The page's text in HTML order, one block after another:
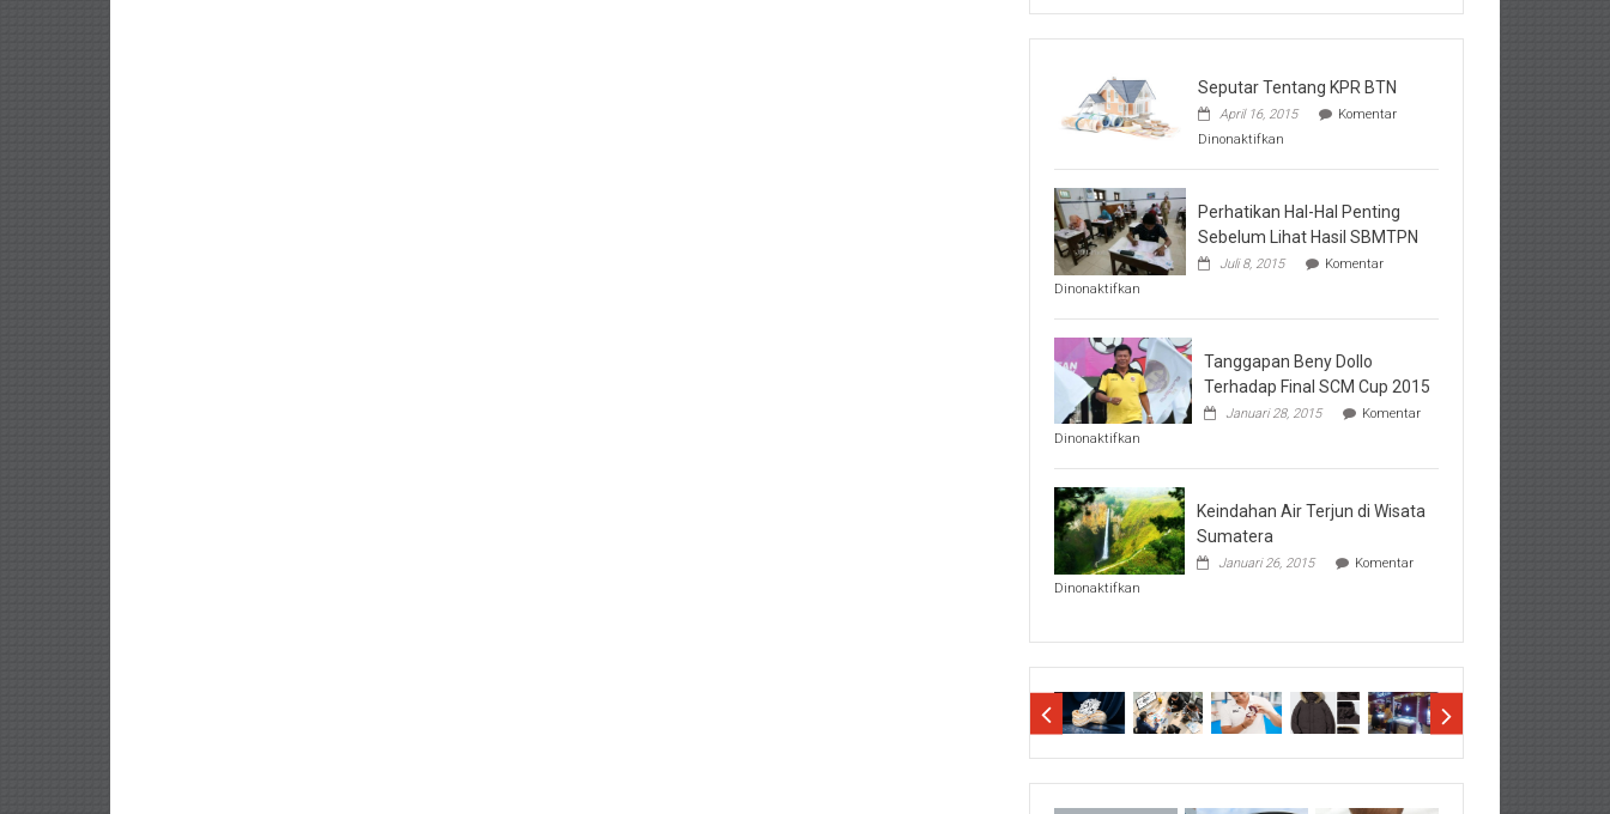
Seputar Tentang KPR BTN
April 16, 2015
Komentar
Dinonaktifkan
Tentang
BTN
Perhatikan Hal-Hal Penting
Sebelum Lihat Hasil SBMTPN
Juli 8, 2015
Komentar
Dinonaktifkan
Hal-
Hal
Penting
Sebelum
Lihat
Hasil
Tanggapan Beny Dollo
Terhadap Final SCM Cup 2015
Januari 28, 2015
Komentar
Dinonaktifkan
Beny
Dollo
Terhadap
Final
SCM
Cup
Keindahan Air Terjun di Wisata
Sumatera
Januari 26, 2015
Komentar
Dinonaktifkan
Terjun
Sumatera